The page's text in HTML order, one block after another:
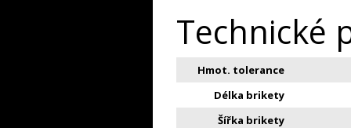
Technické
Hmot. tolerance
Délka brikety
Šířka brikety